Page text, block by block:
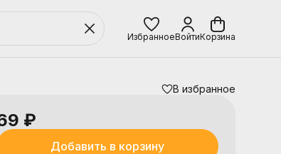
ИзбранноеВойтиКорзина
В избранное
₽
Добавить в корзину